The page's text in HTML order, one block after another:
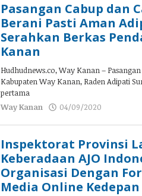
Pasangan Cabup dan
Berani Pasti Aman
Serahkan Berkas
Kanan
Hudhudnews.co, Way Kanan –
Kabupaten Way Kanan, Raden Adipati
pertama
Way Kanan
04/09/2020
Inspektorat Provinsi
Keberadaan AJO
Organisasi Dengan
Media Online Kedepan